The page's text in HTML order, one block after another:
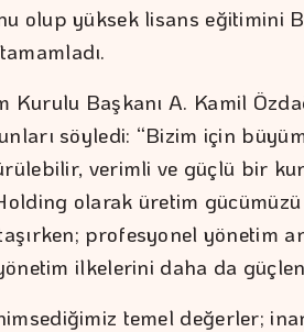
olup yüksek lisans eğitimini
Kurulu Başkanı A. Kamil
söyledi: “Bizim için
verimli ve güçlü bir
olarak üretim
profesyonel yönetim
ilkelerini daha da
temel değerler;